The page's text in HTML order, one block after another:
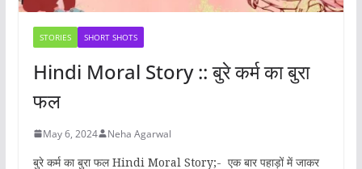
STORIES SHORT SHOTS
Hindi Moral Story :: बुरे कर्म का बुरा
फल
May 6, 2024 Neha Agarwal
बुरे कर्म का बुरा फल Hindi Moral Story;- एक बार पहाड़ों में जाकर